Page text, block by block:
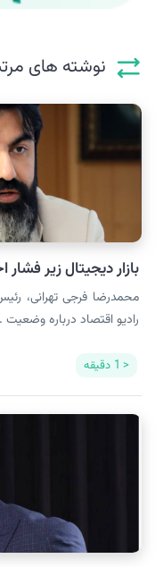
نوشته های
بازار دیجیتال زیر فشار
محمدرضا فرجی تهرانی،
رادیو اقتصاد درباره وضعیت
< 1 دقیقه